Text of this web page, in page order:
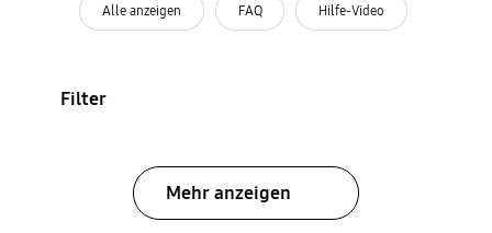
Alle anzeigen FAQ Hilfe-Video
Filter
Mehr anzeigen